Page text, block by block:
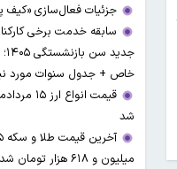
جزئیات فعال‌سازی «کیف
سابقه خدمت برخی
خاص + جدول سنوات مورد
شد
میلیون و ۶۱۸ هزار تومان شد